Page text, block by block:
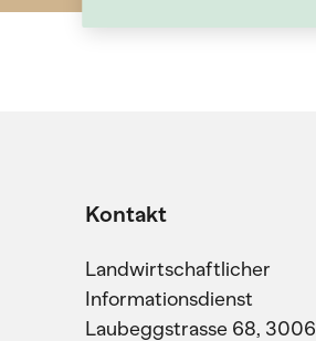
Kontakt
Landwirtschaftlicher
Informationsdienst
Laubeggstrasse 68, 3006